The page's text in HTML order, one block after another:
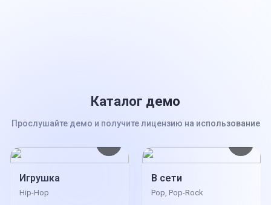
Каталог демо
Прослушайте демо и получите лицензию на использование
Игрушка
Hip-Hop
В сети
Pop, Pop-Rock